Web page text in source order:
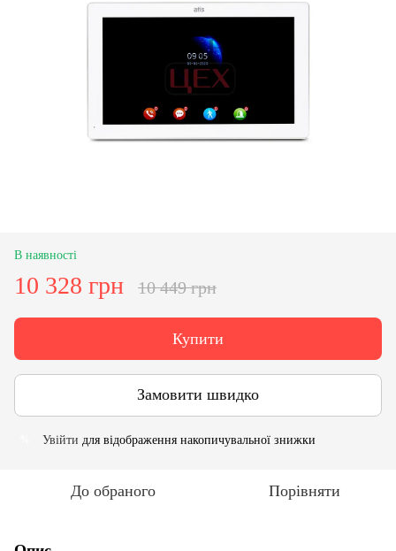
В наявності
10 328 грн 10 449 грн
Купити
Замовити швидко
Увійти для відображення накопичувальної знижки
До обраного Порівняти